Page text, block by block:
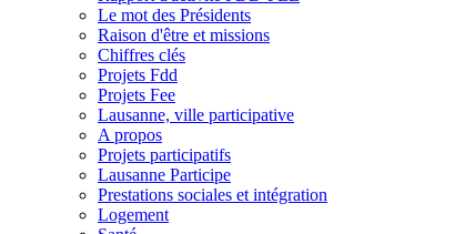
Le mot des Présidents
Raison d'être et missions
Chiffres clés
Projets Fdd
Projets Fee
Lausanne, ville participative
A propos
Projets participatifs
Lausanne Participe
Prestations sociales et intégration
Logement